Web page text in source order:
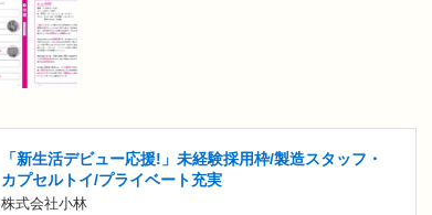
「新生活デビュー応援!」未経験採用枠/製造スタッフ・
カプセルトイ/プライベート充実
株式会社小林